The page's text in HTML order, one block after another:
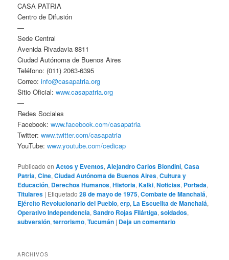
CASA PATRIA
Centro de Difusión
—
Sede Central
Avenida Rivadavia 8811
Ciudad Autónoma de Buenos Aires
Teléfono: (011) 2063-6395
Correo:info@casapatria.org
Sitio Oficial:www.casapatria.org
—
Redes Sociales
Facebook:www.facebook.com/casapatria
Twitter:www.twitter.com/casapatria
YouTube:www.youtube.com/cedicap
Publicado en Actos y Eventos,Alejandro Carlos Biondini,Casa
Patria,Cine,Ciudad Autónoma de Buenos Aires,Cultura y
Educación, Derechos Humanos,Historia,Kalki,Noticias, Portada,
Titulares | Etiquetado 28 de mayo de 1975,Combate de Manchalá,
Ejército Revolucionario del Pueblo,erp, La Escuelita de Manchalá,
Operativo Independencia,Sandro Rojas Filártiga,soldados,
subversión,terrorismo,Tucumán | Deja un comentario
ARCHIVOS